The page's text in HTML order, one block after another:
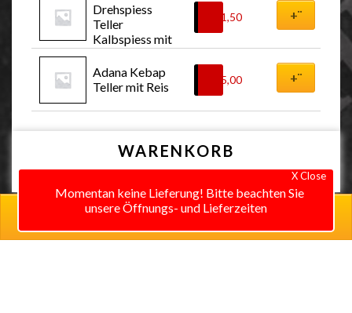
0 items in cart
Drehspiess
Teller
Kalbspiess mit
Pommes
11,50 +¨
Adana Kebap
Teller mit Reis
15,00 +¨
WARENKORB
X Close
Momentan keine Lieferung! Bitte beachten Sie
unsere Öffnungs- und Lieferzeiten